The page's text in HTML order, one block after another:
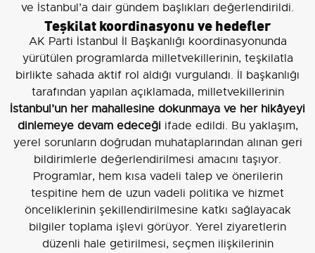
ve İstanbul’a dair gündem başlıkları değerlendirildi.
Teşkilat koordinasyonu ve hedefler
AK Parti İstanbul İl Başkanlığı koordinasyonunda
yürütülen programlarda milletvekillerinin, teşkilatla
birlikte sahada aktif rol aldığı vurgulandı. İl başkanlığı
tarafından yapılan açıklamada, milletvekillerinin
İstanbul’un her mahallesine dokunmaya ve her hikâyeyi
dinlemeye devam edeceğiifade edildi. Bu yaklaşım,
yerel sorunların doğrudan muhataplarından alınan geri
bildirimlerle değerlendirilmesi amacını taşıyor.
Programlar, hem kısa vadeli talep ve önerilerin
tespitine hem de uzun vadeli politika ve hizmet
önceliklerinin şekillendirilmesine katkı sağlayacak
bilgiler toplama işlevi görüyor. Yerel ziyaretlerin
düzenli hale getirilmesi, seçmen ilişkilerinin